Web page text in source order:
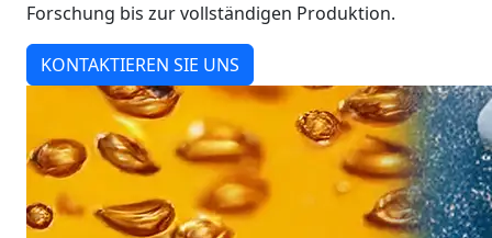
Forschung bis zur vollständigen Produktion.
KONTAKTIEREN SIE UNS